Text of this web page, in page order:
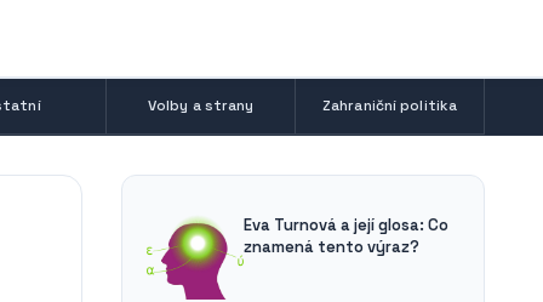
Volby a strany Zahraniční politika
Eva Turnová a její glosa: Co
znamená tento výraz?